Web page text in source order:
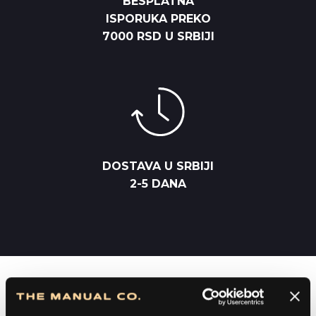
ISPORUKA PREKO
7000 RSD U SRBIJI
DOSTAVA U SRBIJI
2-5 DANA